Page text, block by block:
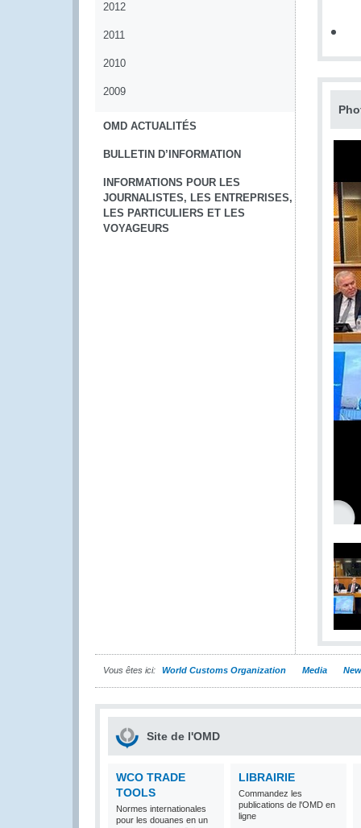
2012
2011
2010
2009
OMD ACTUALITÉS
BULLETIN D’INFORMATION
INFORMATIONS POUR LES
JOURNALISTES, LES ENTREPRISES,
LES PARTICULIERS ET LES
VOYAGEURS
Vous êtes ici: World Customs Organization Media
Site de l'OMD
WCO TRADE
TOOLS
Normes internationales
pour les douanes en un
LIBRAIRIE
Commandez les
publications de l'OMD en
ligne